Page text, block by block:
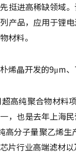
挺进高稀缺领域
产品，应用于锂
材料。
烯晶开发的9μm
高纯聚合物材料
，也是去年上海
高分子量聚乙烯
片行业高端滤材以